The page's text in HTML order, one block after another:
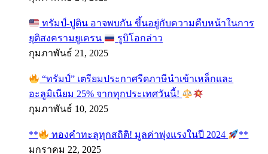
ทรัมป์-ปูติน อาจพบกัน ขึ้นอยู่กับความคืบหน้าในการ
ยุติสงครามยูเครน
รูบิโอกล่าว
กุมภาพันธ์ 21, 2025
“ทรัมป์” เตรียมประกาศรีดภาษีนำเข้าเหล็กและ
อะลูมิเนียม 25% จากทุกประเทศวันนี้!
กุมภาพันธ์ 10, 2025
** ทองคำทะลุทุกสถิติ! มูลค่าพุ่งแรงในปี 2024
**
มกราคม 22, 2025